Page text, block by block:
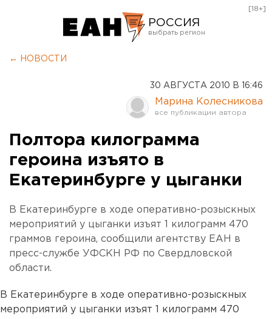
РОССИЯ
Оренбург
[18+]
← НОВОСТИ
30 АВГУСТА 2010 В 16:46
Марина Колесникова
Полтора килограмма
героина изъято в
Екатеринбурге у цыганки
В Екатеринбурге в ходе оперативно-розыскных
мероприятий у цыганки изъят 1 килограмм 470
граммов героина, сообщили агентству ЕАН в
пресс-службе УФСКН РФ по Свердловской
области.
В Екатеринбурге в ходе оперативно-розыскных
мероприятий у цыганки изъят 1 килограмм 470